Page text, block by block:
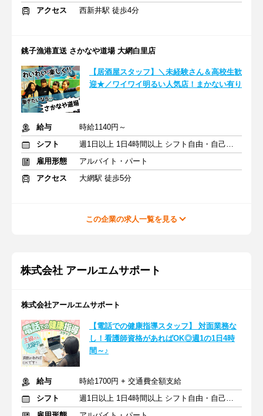
アクセス
西新井駅 徒歩4分
銚子漁港直送 さかなや道場 大網白里店
【居酒屋スタッフ】＼未経験さん＆高校生歓
迎★／ワイワイ明るい人気店！まかない有り
給与
時給1140円～
シフト
週1日以上 1日4時間以上 シフト自由・自己申告
雇用形態
アルバイト・パート
アクセス
大網駅 徒歩5分
この企業の求人一覧を見る
株式会社 アールエムサポート
株式会社アールエムサポート
【電話での健康指導スタッフ】 対面業務な
し！看護師資格があればOK◎週1の1日4時
間～♪
給与
時給1700円 + 交通費全額支給
シフト
週1日以上 1日4時間以上 シフト自由・自己申告